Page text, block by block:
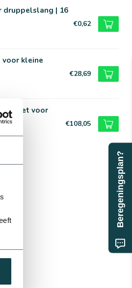
druppelslang | 16
€0,62
kleine
€28,69
voor
€108,05
Beregeningsplan?